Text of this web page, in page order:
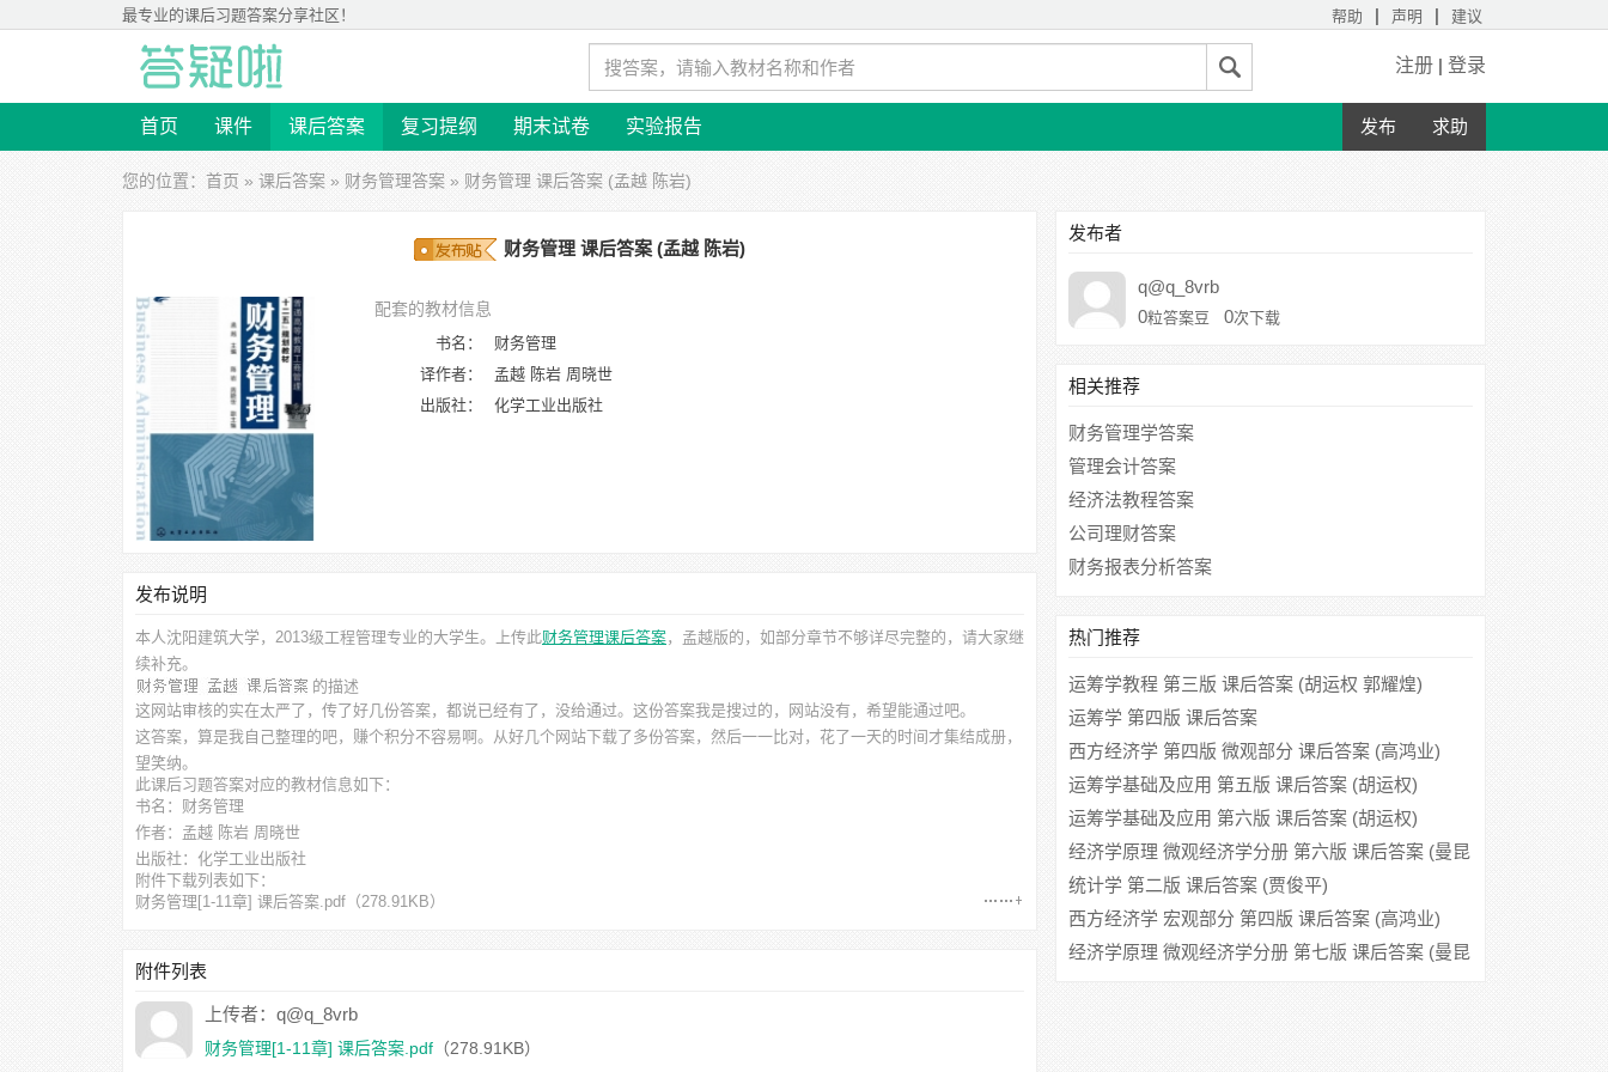
最专业的课后习题答案分享社区！ 帮助 | 声明 | 建议
注册 | 登录
首页 课件 课后答案 复习提纲 期末试卷 实验报告 发布 求助
您的位置： 首页 » 课后答案 » 财务管理答案 » 财务管理 课后答案 (孟越 陈岩)
财务管理 课后答案 (孟越 陈岩)
配套的教材信息
书名：
财务管理
译作者：
孟越 陈岩 周晓世
出版社：
化学工业出版社
发布说明
本人沈阳建筑大学，2013级工程管理专业的大学生。上传此财务管理课后答案，孟越版的，如部分章节不够详尽完整的，请大家继
续补充。
的描述
这网站审核的实在太严了，传了好几份答案，都说已经有了，没给通过。这份答案我是搜过的，网站没有，希望能通过吧。
这答案，算是我自己整理的吧，赚个积分不容易啊。从好几个网站下载了多份答案，然后一一比对，花了一天的时间才集结成册，
望笑纳。
此课后习题答案对应的教材信息如下：
书名：财务管理
作者：孟越 陈岩 周晓世
出版社：化学工业出版社
附件下载列表如下：
财务管理[1-11章] 课后答案.pdf （278.91KB）
附件列表
上传者：q@q_8vrb
财务管理[1-11章] 课后答案.pdf （278.91KB）
发布者
q@q_8vrb
0粒答案豆 0次下载
相关推荐
财务管理学答案
管理会计答案
经济法教程答案
公司理财答案
财务报表分析答案
热门推荐
运筹学教程 第三版 课后答案 (胡运权 郭耀煌)
运筹学 第四版 课后答案
西方经济学 第四版 微观部分 课后答案 (高鸿业)
运筹学基础及应用 第五版 课后答案 (胡运权)
运筹学基础及应用 第六版 课后答案 (胡运权)
经济学原理 微观经济学分册 第六版 课后答案 (曼昆
梁小民)
统计学 第二版 课后答案 (贾俊平)
西方经济学 宏观部分 第四版 课后答案 (高鸿业)
经济学原理 微观经济学分册 第七版 课后答案 (曼昆